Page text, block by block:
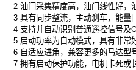
2 油门采集精度高，油门线性好，
3 具有同步整流，主动刹车，能量
4 支持并自动识别普通遥控信号及
5 启动功率为自动模式，具有非常
6 自适应进角，兼容更多的马达型
7 拥有启动保护功能，电机卡死或